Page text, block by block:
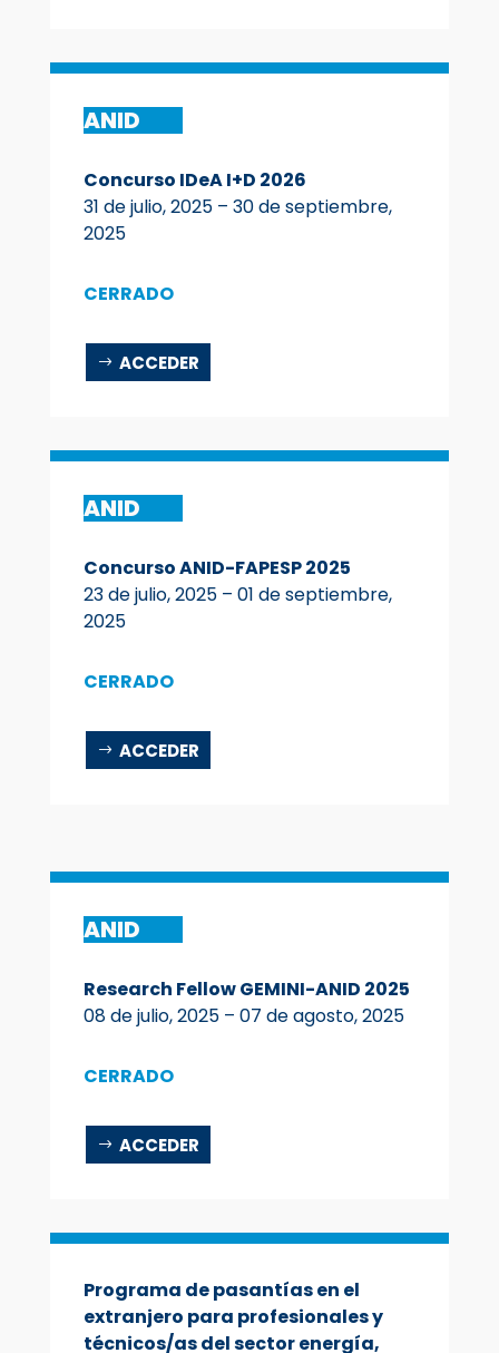
ANID
Concurso IDeA I+D 2026
31 de julio, 2025 – 30 deseptiembre,
2025
CERRADO
ACCEDER
ANID
Concurso ANID-FAPESP 2025
23 de julio, 2025 – 01 deseptiembre,
2025
CERRADO
ACCEDER
ANID
Research Fellow GEMINI-ANID 2025
08 de julio, 2025 – 07 deagosto, 2025
CERRADO
ACCEDER
Programa de pasantías en el
extranjero para profesionales y
técnicos/as del sector energía,